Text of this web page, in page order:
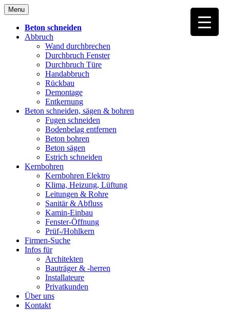
Skip
to
content
Menu
Beton schneiden
Abbruch
Wand durchbrechen
Durchbruch Fenster
Durchbruch Türe
Handabbruch
Rückbau
Demontage
Entkernung
Beton schneiden, sägen & bohren
Fugen schneiden
Bodenbelag entfernen
Beton bohren
Beton sägen
Estrich schneiden
Kernbohren
Kernbohren Elektro
Klima, Heizung, Lüftung
Leitungen & Rohre
Sanitär & Abfluss
Kamin-Einbau
Fenster-Öffnung
Prüf-/Hohlkern
Firmen-Suche
Infos für
Architekten
Bauträger & -herren
Installateure
Privatkunden
Über uns
Kontakt